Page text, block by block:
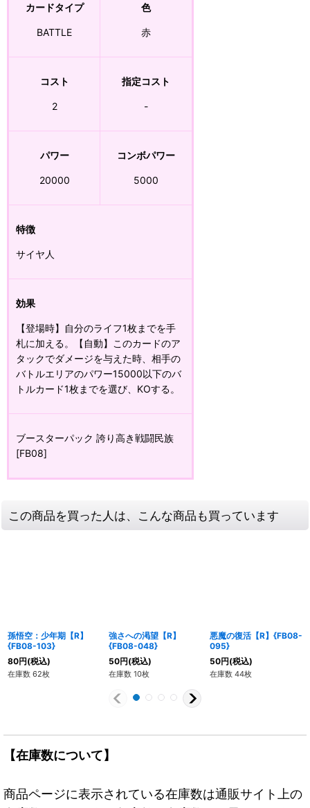
カードタイプ
BATTLE
色
赤
コスト
2
指定コスト
-
パワー
20000
コンボパワー
5000
特徴
サイヤ人
効果
【登場時】自分のライフ1枚までを手
札に加える。【自動】このカードのア
タックでダメージを与えた時、相手の
バトルエリアのパワー15000以下のバ
トルカード1枚までを選び、KOする。
ブースターパック 誇り高き戦闘民族
[FB08]
この商品を買った人は、こんな商品も買っています
孫悟空：少年期【R】
{FB08-103}
80円(税込)
在庫数 62枚
強さへの渇望【R】
{FB08-048}
50円(税込)
在庫数 10枚
悪魔の復活【R】{FB08-
095}
50円(税込)
在庫数 44枚
【在庫数について】
商品ページに表示されている在庫数は通販サイト上の